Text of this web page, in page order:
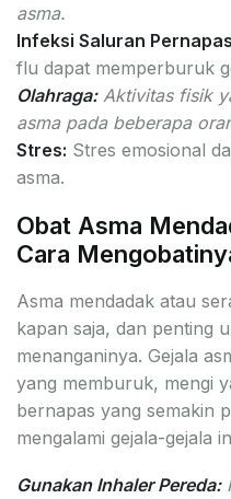
asma.
Infeksi Saluran
flu dapat memperburuk
Olahraga:Aktivitas fisik
asma pada beberapa
Stres: Stres emosional
asma.
Obat Asma
Cara
Asma mendadak atau
kapan saja, dan penting
menanganinya. Gejala
yang memburuk, mengi
bernapas yang semakin
mengalami gejala-gejala
Gunakan Inhaler Pereda: